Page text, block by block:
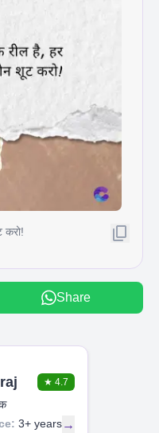
करो!
Share
★ 4.7
3+ years→